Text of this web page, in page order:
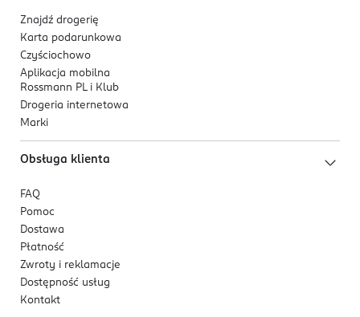
Znajdź drogerię
Karta podarunkowa
Czyściochowo
Aplikacja mobilna
Rossmann PL i Klub
Drogeria internetowa
Marki
Obsługa klienta
FAQ
Pomoc
Dostawa
Płatność
Zwroty i reklamacje
Dostępność usług
Kontakt